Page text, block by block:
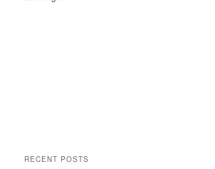
h
RECENT POSTS